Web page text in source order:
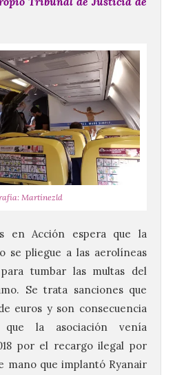
Martínezld
en Acción espera que la
se pliegue a las aerolíneas
tumbar las multas del
Se trata sanciones que
euros y son consecuencia
la asociación venía
por el recargo ilegal por
mano que implantó Ryanair